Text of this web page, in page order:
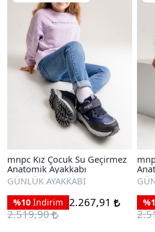
mnpc Kız Çocuk Su Geçirmez
Anatomik Ayakkabı
GÜNLÜK AYAKKABI
%10 İndirim 2.267,91
2.519,90